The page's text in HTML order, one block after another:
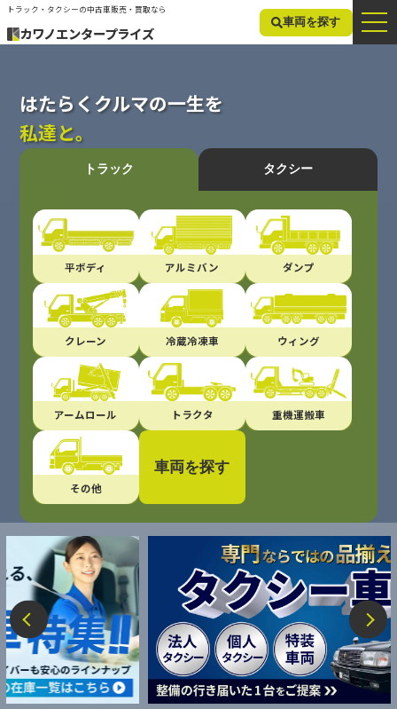
トラック・タクシーの中古車販売・買取なら
カワノエンタープライズ
車両を探す
はたらくクルマの一生を
私達と。
トラック タクシー
平ボディ アルミバン ダンプ
クレーン 冷蔵冷凍車 ウィング
アームロール トラクタ 重機運搬車
その他
車両を探す
形状
大きさ 大型 増トン 中型 小型
メーカー
走行距離
シフト